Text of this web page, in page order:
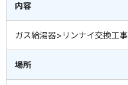
内容
ガス給湯器>リンナイ交換工事
場所